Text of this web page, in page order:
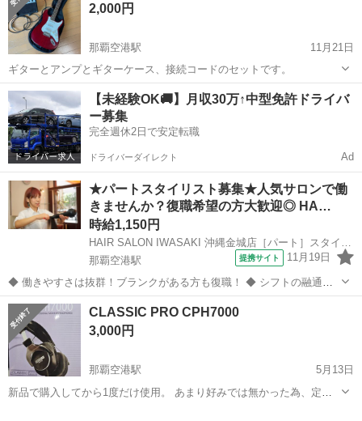
2,000円
那覇空港駅
11月21日
ギターとアンプとギターケース、接続コードのセットです。
沖縄 国頭郡 那覇空港駅 楽器 コード
【未経験OK🚚】月収30万↑中型免許ドライバ
ー募集
完全週休2日で安定転職
ドライバーダイレクト Ad
★パートスタイリスト募集★人気サロンで働
きませんか？復職希望の方大歓迎◎ HA…
時給1,150円
那覇空港駅
提携サイト 11月19日
◆ 働きやすさは抜群！ブランクがある方も復職！ ◆ シフトの融通が
利くため、自分のライフスタイルに合わせて働けます◎ブランクのあ
る方も分かりやすいレッスンで技術に自身をつけてから安心してデビ
ューできます 働きやすさは抜群...
沖縄 那覇市 那覇空港駅 美容師
CLASSIC PRO CPH7000
3,000円
那覇空港駅
5月13日
新品で購入してから1度だけ使用。 あまり好みでは無かった為、定価